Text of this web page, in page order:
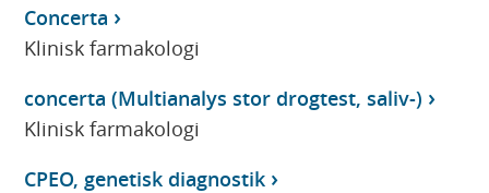
Concerta
Klinisk farmakologi
concerta (Multianalys stor drogtest, saliv-)
Klinisk farmakologi
CPEO, genetisk diagnostik